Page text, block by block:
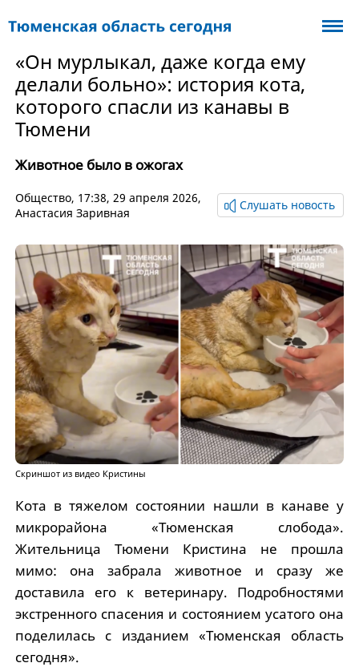
«Он мурлыкал, даже когда ему
делали больно»: история кота,
которого спасли из канавы в
Тюмени
Животное было в ожогах
Общество, 17:38, 29 апреля 2026,
Анастасия Заривная
Слушать новость
Скриншот из видео Кристины
Кота в тяжелом состоянии нашли в канаве у
микрорайона «Тюменская слобода».
Жительница Тюмени Кристина не прошла
мимо: она забрала животное и сразу же
доставила его к ветеринару. Подробностями
экстренного спасения и состоянием усатого она
поделилась с изданием «Тюменская область
сегодня».